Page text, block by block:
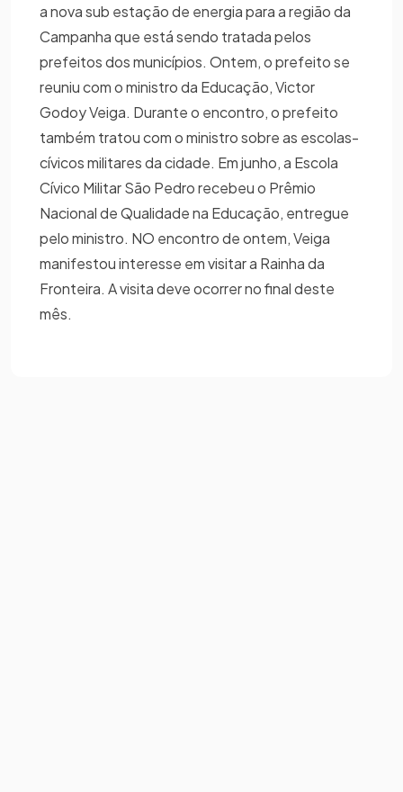
a nova sub estação de energia para a região da
Campanha que está sendo tratada pelos
prefeitos dos municípios. Ontem, o prefeito se
reuniu com o ministro da Educação, Victor
Godoy Veiga. Durante o encontro, o prefeito
também tratou com o ministro sobre as escolas-
cívicos militares da cidade. Em junho, a Escola
Cívico Militar São Pedro recebeu o Prêmio
Nacional de Qualidade na Educação, entregue
pelo ministro. NO encontro de ontem, Veiga
manifestou interesse em visitar a Rainha da
Fronteira. A visita deve ocorrer no final deste
mês.